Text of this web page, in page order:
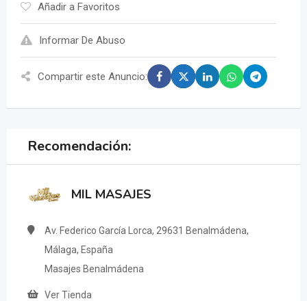
Añadir a Favoritos
Informar De Abuso
Compartir este Anuncio:
Recomendación:
MIL MASAJES
Av. Federico García Lorca, 29631 Benalmádena,
Málaga, España
Masajes Benalmádena
Ver Tienda